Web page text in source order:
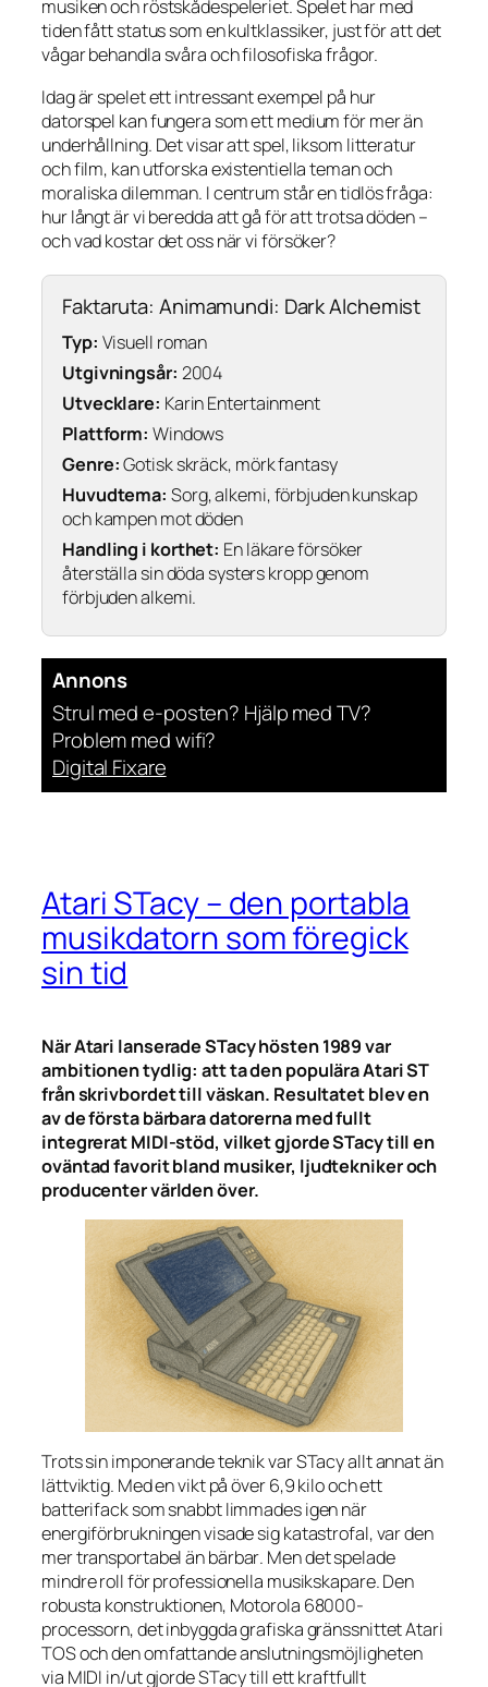
musiken och röstskådespeleriet. Spelet har med
tiden fått status som en kultklassiker, just för att det
vågar behandla svåra och filosofiska frågor.
Idag är spelet ett intressant exempel på hur
datorspel kan fungera som ett medium för mer än
underhållning. Det visar att spel, liksom litteratur
och film, kan utforska existentiella teman och
moraliska dilemman. I centrum står en tidlös fråga:
hur långt är vi beredda att gå för att trotsa döden –
och vad kostar det oss när vi försöker?
Faktaruta: Animamundi: Dark Alchemist
Typ: Visuell roman
Utgivningsår: 2004
Utvecklare: Karin Entertainment
Plattform: Windows
Genre:Gotisk skräck, mörk fantasy
Huvudtema: Sorg, alkemi, förbjuden kunskap
och kampen mot döden
Handling i korthet: En läkare försöker
återställa sin döda systers kropp genom
förbjuden alkemi.
Annons
Strul med e-posten? Hjälp med TV?
Problem med wifi?
Digital Fixare
Atari STacy – den portabla
musikdatorn som föregick
sin tid
När Atari lanserade STacy hösten 1989 var
ambitionen tydlig: att ta den populära Atari ST
från skrivbordet till väskan. Resultatet blev en
av de första bärbara datorerna med fullt
integrerat MIDI-stöd, vilket gjorde STacy till en
oväntad favorit bland musiker, ljudtekniker och
producenter världen över.
Trots sin imponerande teknik var STacy allt annat än
lättviktig. Med en vikt på över 6,9 kilo och ett
batterifack som snabbt limmades igen när
energiförbrukningen visade sig katastrofal, var den
mertransportabelänbärbar. Men det spelade
mindre roll för professionella musikskapare. Den
robusta konstruktionen, Motorola 68000-
processorn, det inbyggda grafiska gränssnittet Atari
TOS och den omfattande anslutningsmöjligheten
via MIDI in/ut gjorde STacy till ett kraftfullt